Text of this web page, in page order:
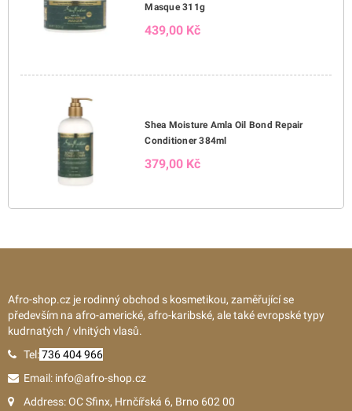
Masque 311g
439,00 Kč
Shea Moisture Amla Oil Bond Repair
Conditioner 384ml
379,00 Kč
Afro-shop.cz je rodinný obchod s kosmetikou, zaměřující se
především na afro-americké, afro-karibské, ale také evropské typy
kudrnatých / vlnitých vlasů.
Tel:736 404 966
Email: info@afro-shop.cz
Address: OC Sfinx, Hrnčířská 6, Brno 602 00